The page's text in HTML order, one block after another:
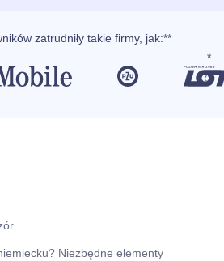
zatrudniły takie firmy, jak:**
Niezbędne elementy